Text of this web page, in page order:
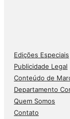
Edições Especiais
Publicidade Legal
Conteúdo de
Departamento
Quem Somos
Contato